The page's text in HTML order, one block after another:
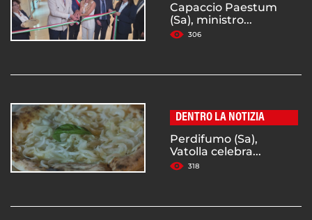
Capaccio Paestum
(Sa), ministro...
306
DENTRO LA NOTIZIA
Perdifumo (Sa),
Vatolla celebra...
318